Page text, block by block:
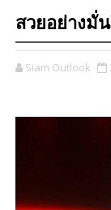
สวยอย่างมั่
Siam Outlook